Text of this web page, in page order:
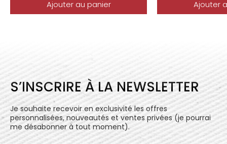
Ajouter au panier Ajouter
S’INSCRIRE À LA NEWSLETTER
Je souhaite recevoir en exclusivité les offres
personnalisées, nouveautés et ventes privées (je pourrai
me désabonner à tout moment).